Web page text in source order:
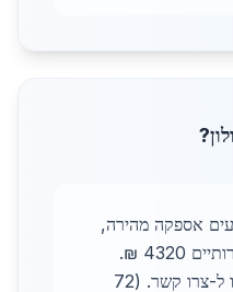
אספקה מהירה,
אחסון ומכירה. מחירים תחרותיים 4320 ₪.
שירות מלא כולל חיתוך. פנו ל-צרו קשר. (72